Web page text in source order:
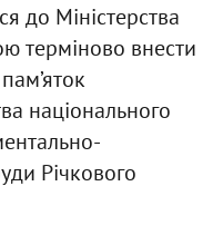
до Міністерства
терміново внести
національного
Річкового